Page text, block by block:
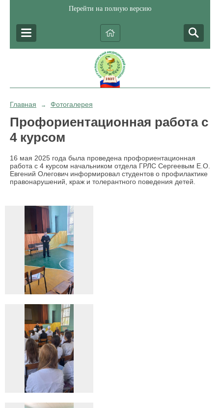
Перейти на полную версию
Главная → Фотогалерея
Профориентационная работа с
4 курсом
16 мая 2025 года была проведена профориентационная
работа с 4 курсом начальником отдела ГРЛС Сергеевым Е.О.
Евгений Олегович информировал студентов о профилактике
правонарушений, краж и толерантного поведения детей.